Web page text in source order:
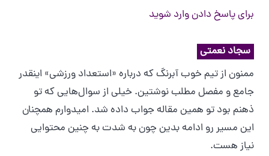
برای پاسخ دادن وارد شوید
سجاد نعمتی
ممنون از تیم خوب آبرنگ که درباره «استعداد ورزشی» اینقدر
جامع و مفصل مطلب نوشتین. خیلی از سوال‌هایی که تو
ذهنم بود تو همین مقاله جواب داده شد. امیدوارم همچنان
این مسیر رو ادامه بدین چون به شدت به چنین محتوایی
نیاز هست.